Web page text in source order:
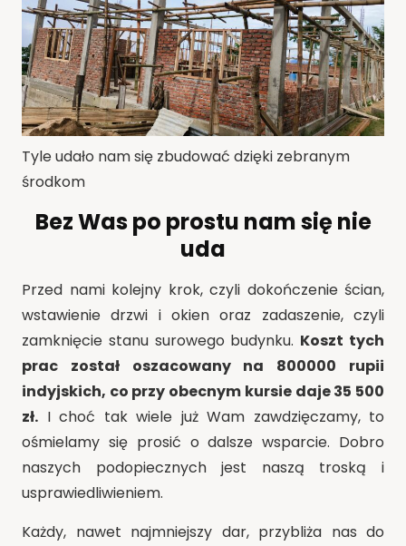
Tyle udało nam się zbudować dzięki zebranym
środkom
Bez Was po prostu nam się nie
uda
Przed nami kolejny krok, czyli dokończenie ścian,
wstawienie drzwi i okien oraz zadaszenie, czyli
zamknięcie stanu surowego budynku. Koszt tych
prac został oszacowany na 800000 rupii
indyjskich, co przy obecnym kursie daje 35 500
zł. I choć tak wiele już Wam zawdzięczamy, to
ośmielamy się prosić o dalsze wsparcie. Dobro
naszych podopiecznych jest naszą troską i
usprawiedliwieniem.
Każdy, nawet najmniejszy dar, przybliża nas do